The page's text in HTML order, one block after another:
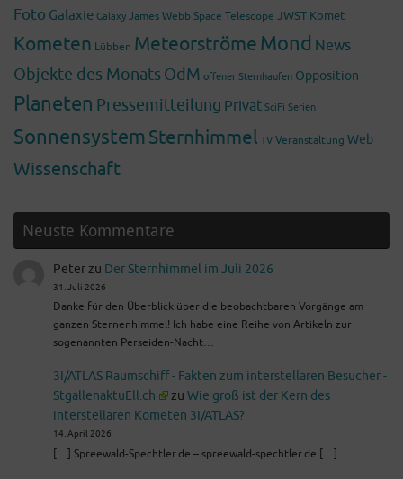
Foto Galaxie Galaxy James Webb Space Telescope JWST Komet
Kometen Lübben MeteorströmeMond News
Objekte des Monats OdM offener Sternhaufen Opposition
Planeten Pressemitteilung Privat SciFi Serien
Sonnensystem Sternhimmel TV Veranstaltung Web
Wissenschaft
Neuste Kommentare
Peterzu Der Sternhimmel im Juli 2026
31. Juli 2026
Danke für den Überblick über die beobachtbaren Vorgänge am
ganzen Sternenhimmel! Ich habe eine Reihe von Artikeln zur
sogenannten Perseiden-Nacht…
3I/ATLAS Raumschiff - Fakten zum interstellaren Besucher -
StgallenaktuEll.ch
zu Wie groß ist der Kern des
interstellaren Kometen 3I/ATLAS?
14. April 2026
[…] Spreewald-Spechtler.de – spreewald-spechtler.de […]